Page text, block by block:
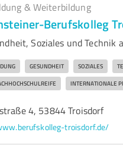
& Weiterbildung
Berufskolleg
Soziales und
GESUNDHEIT SOZIALES
INTERNATIONALE
4, 53844 Troisdorf
troisdorf.de/